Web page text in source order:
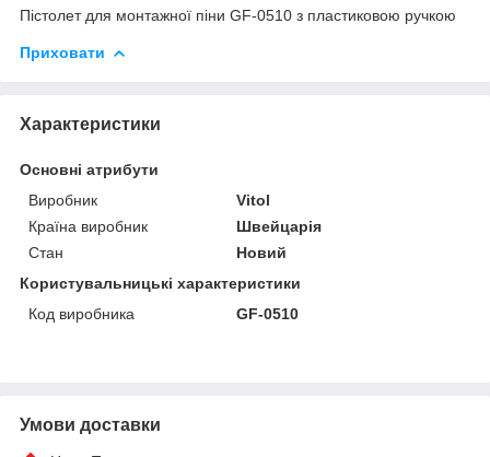
Пістолет для монтажної піни GF-0510 з пластиковою ручкою
Приховати
Характеристики
Основні атрибути
Виробник
Vitol
Країна виробник
Швейцарія
Стан
Новий
Користувальницькі характеристики
Код виробника
GF-0510
Умови доставки